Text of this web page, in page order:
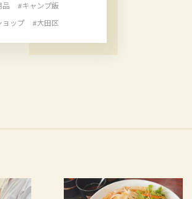
品
#キャンプ飯
ョップ
#大田区